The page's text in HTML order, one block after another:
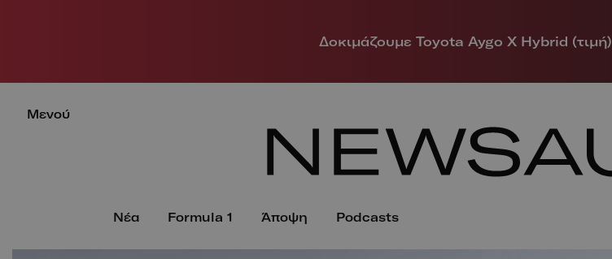
Δοκιμάζουμε Toyota Aygo X Hybrid (τιμή)
Μενού
Νέα Formula 1 Άποψη Podcasts